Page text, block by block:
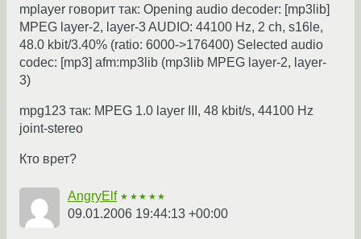
mplayer говорит так: Opening audio decoder: [mp3lib]
MPEG layer-2, layer-3 AUDIO: 44100 Hz, 2 ch, s16le,
48.0 kbit/3.40% (ratio: 6000->176400) Selected audio
codec: [mp3] afm:mp3lib (mp3lib MPEG layer-2, layer-
3)
mpg123 так: MPEG 1.0 layer III, 48 kbit/s, 44100 Hz
joint-stereo
Кто врет?
AngryElf ★★★★★
09.01.2006 19:44:13 +00:00